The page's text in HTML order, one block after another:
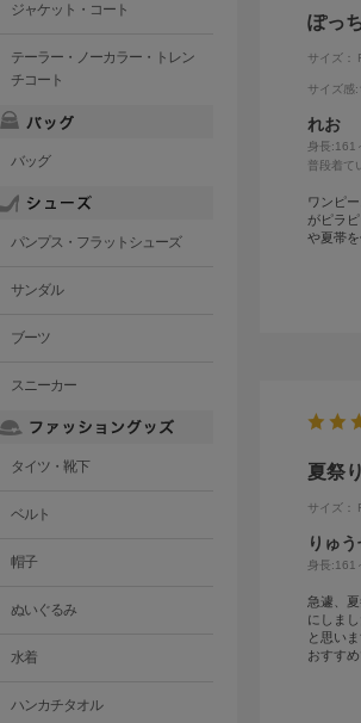
ぽっ
サイズ：
サイズ感:
れお
身長:161
普段着て
ワンピ
がピラ
夏帯を
夏祭
サイズ：
りゅ
身長:161
急遽、
にしま
と思い
おすすめ
ジャケット・コート
テーラー・ノーカラー・トレン
チコート
バッグ
パンプス・フラットシューズ
サンダル
ブーツ
スニーカー
タイツ・靴下
ベルト
帽子
ぬいぐるみ
水着
ハンカチタオル